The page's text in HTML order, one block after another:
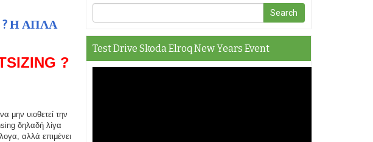
? Η ΑΠΛΑ
?
μην υιοθετεί την
δηλαδή λίγα
αλλά επιμένει
Test Drive Skoda Elroq New Years Event